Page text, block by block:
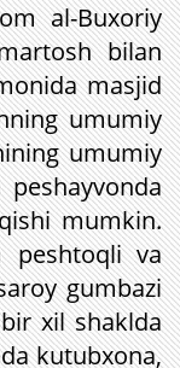
al-Buxoriy
bilan
masjid
umumiy
umumiy
mumkin.
peshtoqli va
gumbazi
xil shaklda
kutubxona,